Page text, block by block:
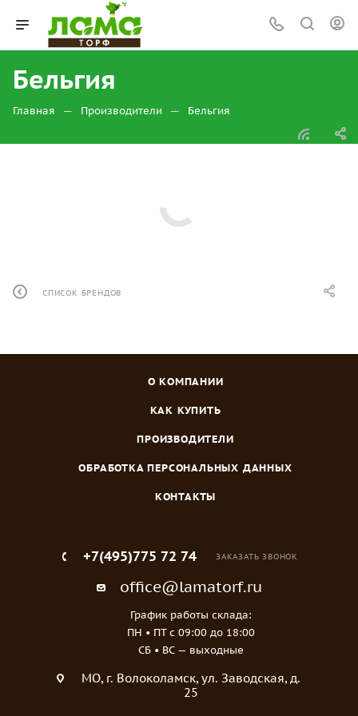
Бельгия
Главная — Производители — Бельгия
СПИСОК БРЕНДОВ
О КОМПАНИИ
КАК КУПИТЬ
ПРОИЗВОДИТЕЛИ
ОБРАБОТКА ПЕРСОНАЛЬНЫХ ДАННЫХ
КОНТАКТЫ
+7(495)775 72 74 ЗАКАЗАТЬ ЗВОНОК
office@lamatorf.ru
График работы склада:
ПН • ПТ c 09:00 до 18:00
СБ • ВС — выходные
МO, г. Волоколамск, ул. Заводская, д.
25